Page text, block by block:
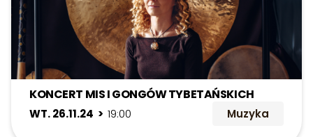
KONCERT MIS I GONGÓW TYBETAŃSKICH
WT. 26.11.24 > 19:00 Muzyka